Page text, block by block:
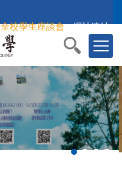
全校學生座談會 網站連結